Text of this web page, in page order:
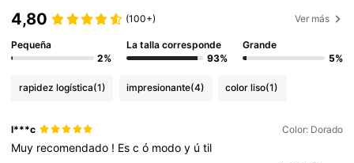
4,80 (100+) Ver más
Pequeña
2%
La talla corresponde
93%
Grande
5%
rapidez logística(1) impresionante(4) color liso(1)
l***c Color: Dorado
Muy recomendado ! Escó modoy útil